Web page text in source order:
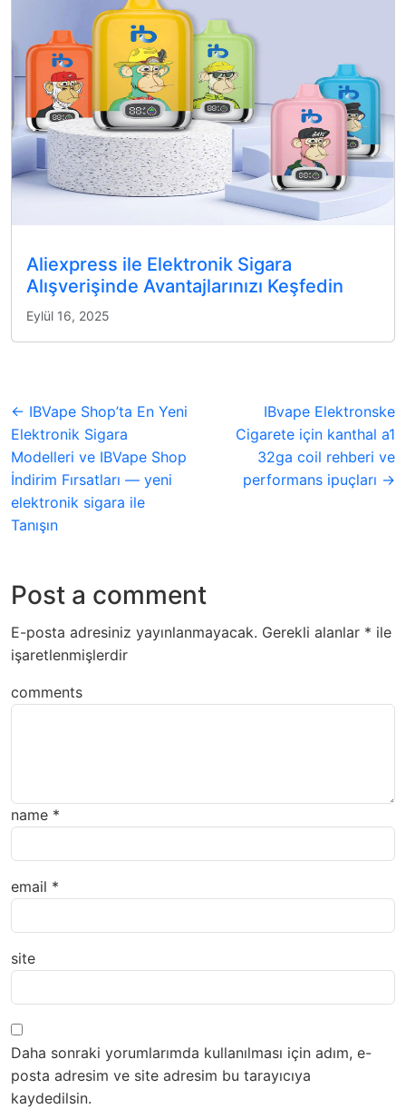
Aliexpress ile Elektronik Sigara
Alışverişinde Avantajlarınızı Keşfedin
Eylül 16, 2025
← IBVape Shop’ta En Yeni
Elektronik Sigara
Modelleri ve IBVape Shop
İndirim Fırsatları — yeni
elektronik sigara ile
Tanışın
IBvape Elektronske
Cigarete için kanthal a1
32ga coil rehberi ve
performans ipuçları →
Post a comment
E-posta adresiniz yayınlanmayacak. Gerekli alanlar * ile
işaretlenmişlerdir
comments
name *
email *
site
Daha sonraki yorumlarımda kullanılması için adım, e-
posta adresim ve site adresim bu tarayıcıya
kaydedilsin.